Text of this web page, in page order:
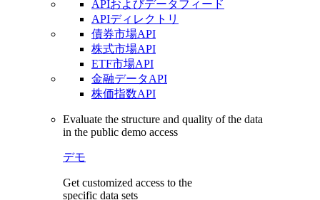
APIおよびデータフィード
APIディレクトリ
債券市場API
株式市場API
ETF市場API
金融データAPI
株価指数API
Evaluate the structure and quality of the data
in the public demo access
デモ
Get customized access to the
specific data sets